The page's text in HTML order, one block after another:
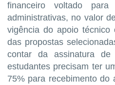
financeiro voltado
administrativas, no valor
vigência do apoio técnico
das propostas
contar da assinatura
estudantes precisam ter
75% para recebimento do